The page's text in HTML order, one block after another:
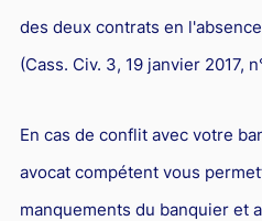
des deux contrats en
(Cass. Civ. 3, 19 janvier 2017,
En cas de conflit avec votre
avocat compétent vous
manquements du banquier et